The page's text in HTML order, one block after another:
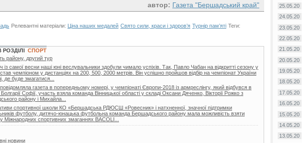
автор: Газета "Бершадський край"
Релевантні матеріали: Ціна наших медалей Свято сили, краси і здоров’я Турнір пам’яті Теги:
СПОРТ
району, другий тур
із самої весни наші юні веслувальники здобули чимало успіхів. Так, Павло Чабан на відкритті сезону у
став чемпіоном у дистанціях на 200, 500, 2000 метрів. Він успішно пройшов відбір на чемпіонат України
де буде змагатися...
газета в попередньому номері, у чемпіонаті Європи-2018 із армреслінгу, який відбувся в
Болгарії Софії, участь взяла команда Вінницької області у складі Оксани Дяченко, Вікторії Рожко з
району і Михайла...
спортивної школи КО «Бершадська РДЮСШ «Ровесник» і натхненної, значної підтримки
футболу, дитячо-юнацька футбольна команда Бершадського району мала можливість взяти
Міжнародних спортивних змаганнях BACOLI...
новини
25.05.20
24.05.20
23.05.20
22.05.20
21.05.20
20.05.20
19.05.20
18.05.20
17.05.20
16.05.20
15.05.20
14.05.20
13.05.20